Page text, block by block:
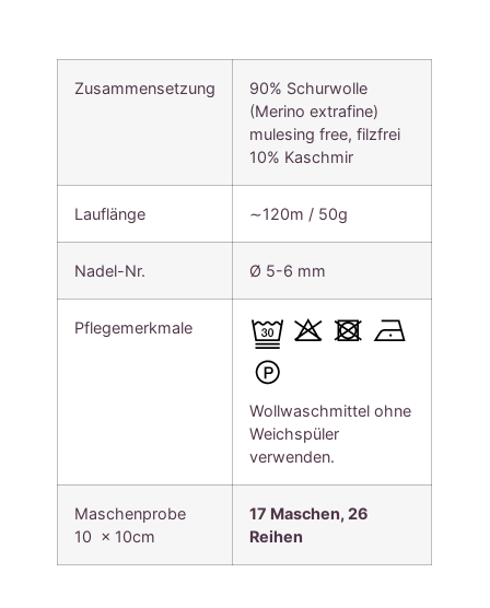
Zusammensetzung
90% Schurwolle
(Merino extrafine)
mulesing free, filzfrei
10% Kaschmir
Lauflänge ∼120m / 50g
Nadel-Nr. Ø 5-6 mm
Pflegemerkmale
Wollwaschmittel ohne
Weichspüler
verwenden.
Maschenprobe
10 x 10cm
17 Maschen, 26
Reihen